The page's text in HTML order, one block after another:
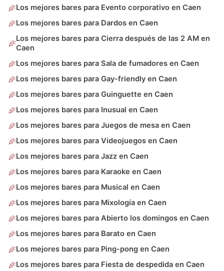
Los mejores bares para Evento corporativo en Caen
Los mejores bares para Dardos en Caen
Los mejores bares para Cierra después de las 2 AM en
Caen
Los mejores bares para Sala de fumadores en Caen
Los mejores bares para Gay-friendly en Caen
Los mejores bares para Guinguette en Caen
Los mejores bares para Inusual en Caen
Los mejores bares para Juegos de mesa en Caen
Los mejores bares para Videojuegos en Caen
Los mejores bares para Jazz en Caen
Los mejores bares para Karaoke en Caen
Los mejores bares para Musical en Caen
Los mejores bares para Mixología en Caen
Los mejores bares para Abierto los domingos en Caen
Los mejores bares para Barato en Caen
Los mejores bares para Ping-pong en Caen
Los mejores bares para Fiesta de despedida en Caen